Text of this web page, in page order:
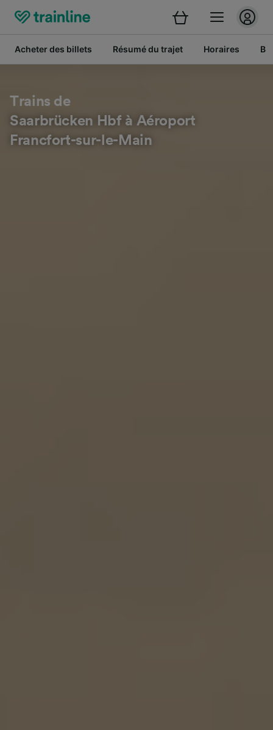
Acheter des billets Résumé du trajet Horaires
Trains de
Saarbrücken Hbf à Aéroport
Francfort-sur-le-Main